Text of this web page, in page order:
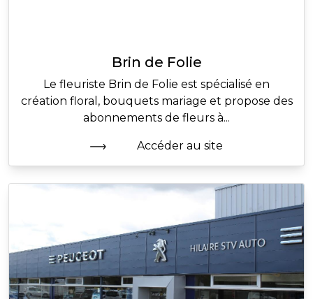
Brin de Folie
Le fleuriste Brin de Folie est spécialisé en
création floral, bouquets mariage et propose des
abonnements de fleurs à...
Accéder au site